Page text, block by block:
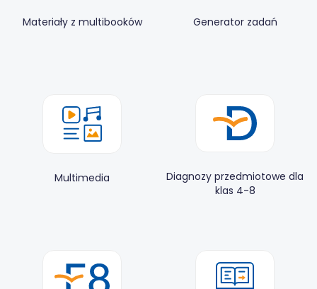
Materiały z multibooków Generator zadań
Multimedia
Diagnozy przedmiotowe dla
klas 4-8